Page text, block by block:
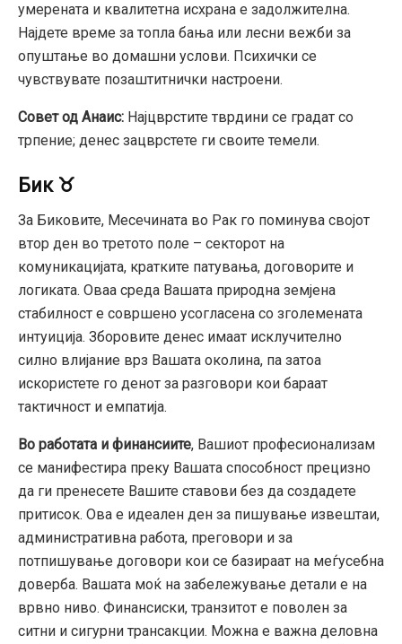
умерената и квалитетна исхрана е задолжителна.
Најдете време за топла бања или лесни вежби за
опуштање во домашни услови. Психички се
чувствувате позаштитнички настроени.
Совет од Анаис: Најцврстите тврдини се градат со
трпение; денес зацврстете ги своите темели.
Бик ♉
За Биковите, Месечината во Рак го поминува својот
втор ден во третото поле – секторот на
комуникацијата, кратките патувања, договорите и
логиката. Оваа среда Вашата природна земјена
стабилност е совршено усогласена со зголемената
интуиција. Зборовите денес имаат исклучително
силно влијание врз Вашата околина, па затоа
искористете го денот за разговори кои бараат
тактичност и емпатија.
Во работата и финансиите, Вашиот професионализам
се манифестира преку Вашата способност прецизно
да ги пренесете Вашите ставови без да создадете
притисок. Ова е идеален ден за пишување извештаи,
административна работа, преговори и за
потпишување договори кои се базираат на меѓусебна
доверба. Вашата моќ на забележување детали е на
врвно ниво. Финансиски, транзитот е поволен за
ситни и сигурни трансакции. Можна е важна деловна